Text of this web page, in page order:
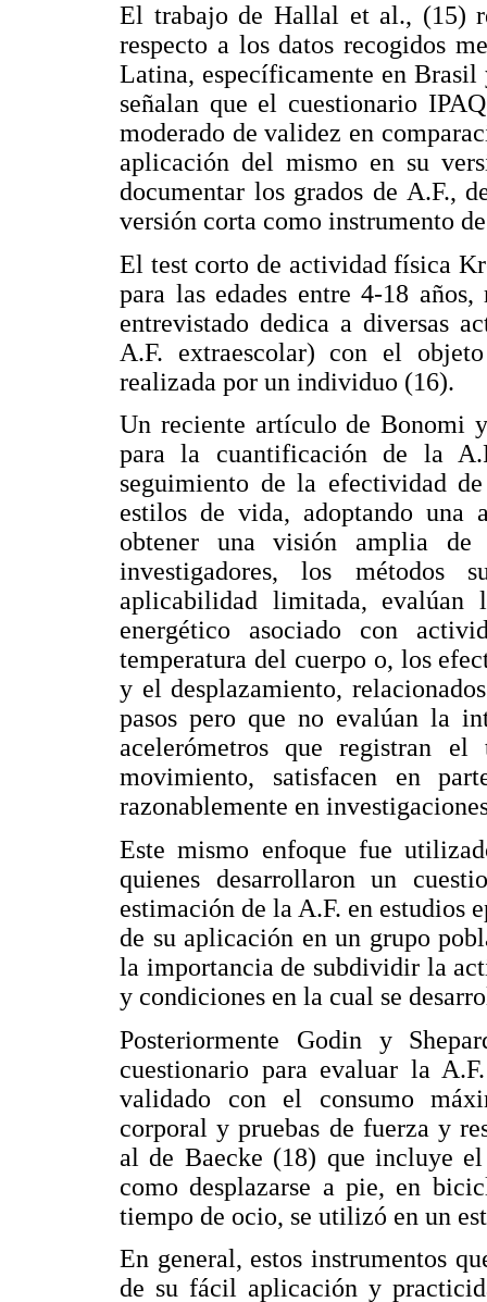
El trabajo de Hallal et al., (15)
respecto a los datos recogidos
Latina, específicamente en
señalan que el cuestionario
moderado de validez en
aplicación del mismo en su
documentar los grados de A.F.,
versión corta como instrumento
El test corto de actividad física
para las edades entre 4-18
entrevistado dedica a diversas
A.F. extraescolar) con el
realizada por un individuo (16).
Un reciente artículo de Bonomi
para la cuantificación de la
seguimiento de la efectividad
estilos de vida, adoptando una
obtener una visión amplia de
investigadores, los métodos
aplicabilidad limitada, evalúan
energético asociado con
temperatura del cuerpo o, los
y el desplazamiento,
pasos pero que no evalúan la
acelerómetros que registran
movimiento, satisfacen en
razonablemente en
Este mismo enfoque fue
quienes desarrollaron un
estimación de la A.F. en estudios
de su aplicación en un grupo
la importancia de subdividir la
y condiciones en la cual se
Posteriormente Godin y
cuestionario para evaluar la
validado con el consumo
corporal y pruebas de fuerza y
al de Baecke (18) que incluye
como desplazarse a pie, en
tiempo de ocio, se utilizó en un
En general, estos instrumentos
de su fácil aplicación y